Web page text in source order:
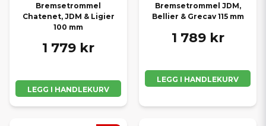
Bremsetrommel
Chatenet, JDM & Ligier
100 mm
1 779 kr
LEGG I HANDLEKURV
Bremsetrommel JDM,
Bellier & Grecav 115 mm
1 789 kr
LEGG I HANDLEKURV